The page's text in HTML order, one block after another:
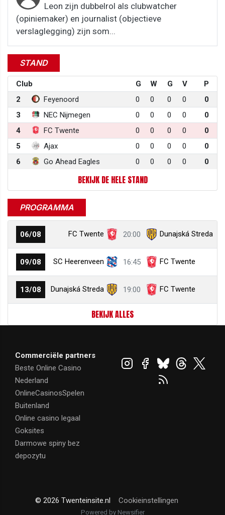
Leon zijn dubbelrol als clubwatcher
(opiniemaker) en journalist (objectieve
verslaglegging) zijn som...
STAND
Club G W G V
P
2
Feyenoord 0 0 0 0
0
3
NEC Nijmegen 0 0 0 0
0
4
FC Twente 0 0 0 0
0
5
Ajax 0 0 0 0
0
6
Go Ahead Eagles 0 0 0 0 0
BEKIJK DE HELE STAND
PROGRAMMA
06/08 FC Twente 20:00 Dunajská Streda
09/08 SC Heerenveen 16:45 FC Twente
13/08 Dunajská Streda 19:00 FC Twente
BEKIJK ALLES
Commerciële partners
Beste Online Casino
Nederland
OnlineCasinosSpelen
Buitenland
Online casino legaal
Goksites
Darmowe spiny bez
depozytu
© 2026 Twenteinsite.nl Cookieinstellingen
Powered by Newsifier